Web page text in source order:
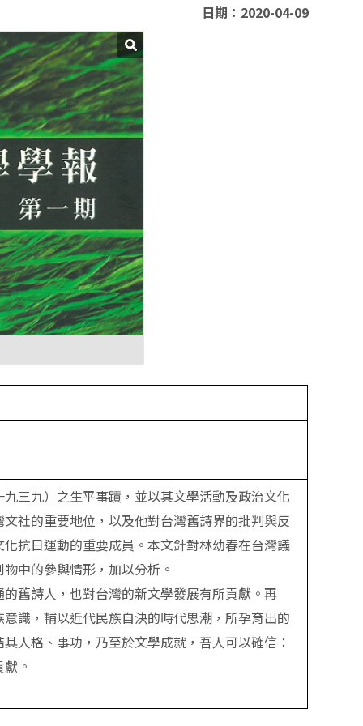
日期：2020-04-09
三九）之生平事蹟，並以其文學活動及政治文化
社的重要地位，以及他對台灣舊詩界的批判與反
抗日運動的重要成員。本文針對林幼春在台灣議
中的參與情形，加以分析。
舊詩人，也對台灣的新文學發展有所貢獻。再
識，輔以近代民族自決的時代思潮，所孕育出的
人格、事功，乃至於文學成就，吾人可以確信：
。